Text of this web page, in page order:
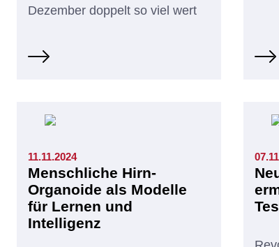
Dezember doppelt so viel wert
11.11.2024
Menschliche Hirn-
Organoide als Modelle
für Lernen und
Intelligenz